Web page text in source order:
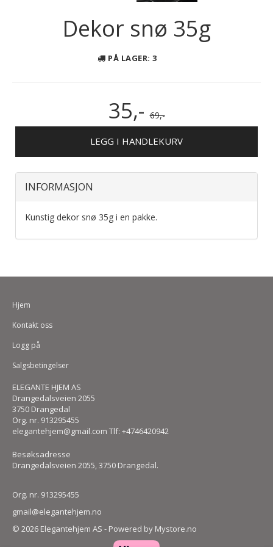
Dekor snø 35g
PÅ LAGER: 3
35,-69,-
LEGG I HANDLEKURV
INFORMASJON
Kunstig dekor snø 35g i en pakke.
Hjem
Kontakt oss
Logg på
Salgsbetingelser
ELEGANTE HJEM AS
Drangedalsveien 2055
3750 Drangedal
Org. nr. 913295455
elegantehjem@gmail.com Tlf: +4746420942
Besøksadresse
Drangedalsveien 2055, 3750 Drangedal.
Org. nr. 913295455
gmail@elegantehjem.no
© 2026 Elegantehjem AS - Powered by Mystore.no